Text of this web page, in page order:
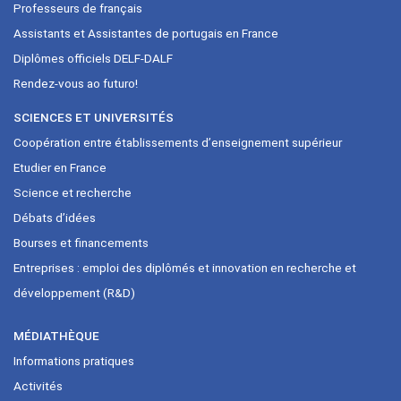
Professeurs de français
Assistants et Assistantes de portugais en France
Diplômes officiels DELF-DALF
Rendez-vous ao futuro!
SCIENCES ET UNIVERSITÉS
Coopération entre établissements d’enseignement supérieur
Etudier en France
Science et recherche
Débats d’idées
Bourses et financements
Entreprises : emploi des diplômés et innovation en recherche et
développement (R&D)
MÉDIATHÈQUE
Informations pratiques
Activités